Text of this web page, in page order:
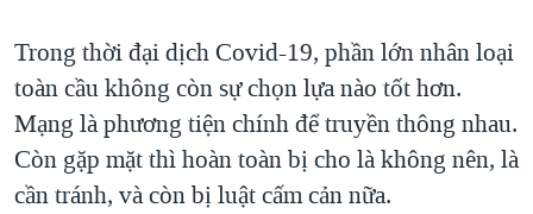
Trong thời đại dịch Covid-19, phần lớn nhân loại
toàn cầu không còn sự chọn lựa nào tốt hơn.
Mạng là phương tiện chính để truyền thông nhau.
Còn gặp mặt thì hoàn toàn bị cho là không nên, là
cần tránh, và còn bị luật cấm cản nữa.